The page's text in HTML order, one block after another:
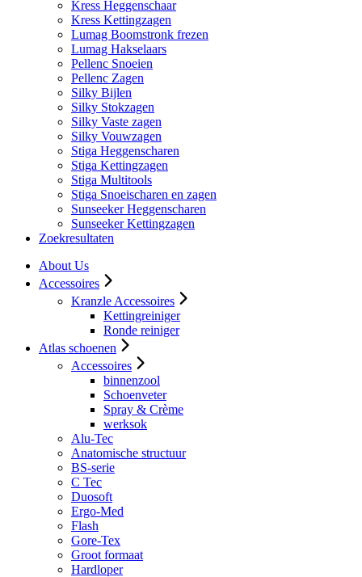
Kress Heggenschaar
Kress Kettingzagen
Lumag Boomstronk frezen
Lumag Hakselaars
Pellenc Snoeien
Pellenc Zagen
Silky Bijlen
Silky Stokzagen
Silky Vaste zagen
Silky Vouwzagen
Stiga Heggenscharen
Stiga Kettingzagen
Stiga Multitools
Stiga Snoeischaren en zagen
Sunseeker Heggenscharen
Sunseeker Kettingzagen
Zoekresultaten
About Us
Accessoires
Kranzle Accessoires
Kettingreiniger
Ronde reiniger
Atlas schoenen
Accessoires
binnenzool
Schoenveter
Spray & Crème
werksok
Alu-Tec
Anatomische structuur
BS-serie
C Tec
Duosoft
Ergo-Med
Flash
Gore-Tex
Groot formaat
Hardloper